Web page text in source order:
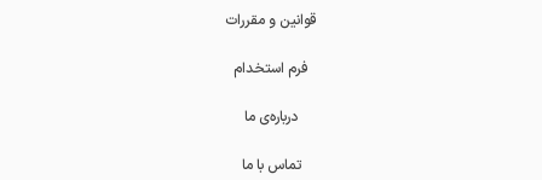
قوانین و مقررات
فرم استخدام
درباره‌ی ما
تماس با ما